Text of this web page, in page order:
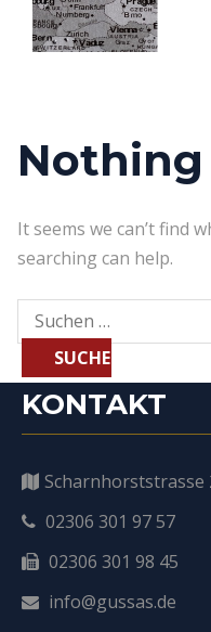
Nothing
It seems we can’t find
searching can help.
KONTAKT
Scharnhorststrasse
02306 301 97 57
02306 301 98 45
info@gussas.de